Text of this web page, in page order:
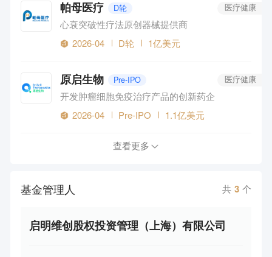
帕母医疗 D轮
心衰突破性疗法原创器械提供商
医疗健康
2026-04 D轮 1亿美元
原启生物 Pre-IPO
开发肿瘤细胞免疫治疗产品的创新药企
医疗健康
2026-04 Pre-IPO 1.1亿美元
查看更多
基金管理人 共 3 个
启明维创股权投资管理（上海）有限公司